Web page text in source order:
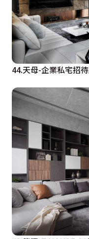
44.天母-企業私宅招